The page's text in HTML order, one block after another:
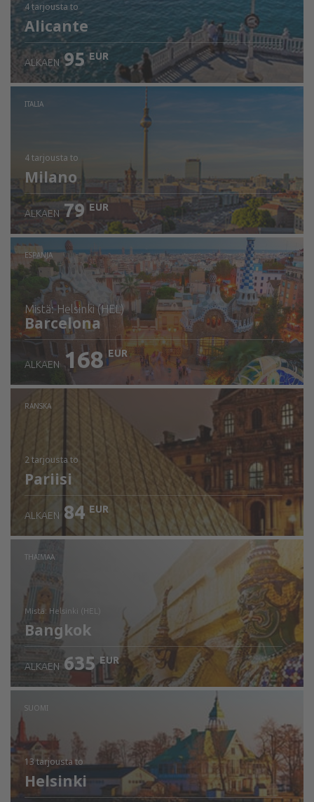
4 tarjousta to
Alicante
ALKAEN 95 EUR
ITALIA
4 tarjousta to
Milano
ALKAEN 79 EUR
ESPANJA
mistä: Helsinki (HEL)
Barcelona
Tarkista tiedot
ALKAEN 168 EUR
RANSKA
2 tarjousta to
Pariisi
ALKAEN 84 EUR
THAIMAA
mistä: Helsinki (HEL)
Bangkok
Tarkista tiedot
ALKAEN 635 EUR
SUOMI
13 tarjousta to
Helsinki